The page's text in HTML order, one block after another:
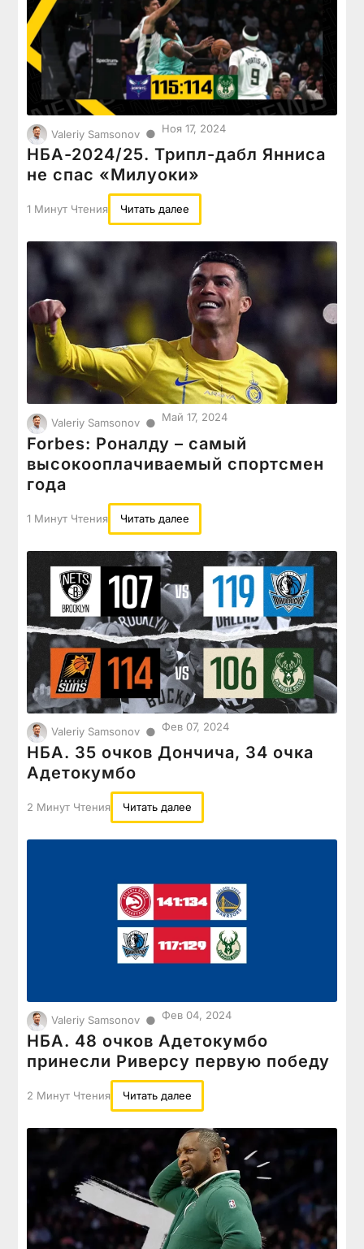
Valeriy Samsonov ● Ноя 17, 2024
НБА-2024/25. Трипл-дабл Янниса
не спас «Милуоки»
1 Минут Чтения Читать далее
Valeriy Samsonov ● Май 17, 2024
Forbes: Роналду – самый
высокооплачиваемый спортсмен
года
1 Минут Чтения Читать далее
Valeriy Samsonov ● Фев 07, 2024
НБА. 35 очков Дончича, 34 очка
Адетокумбо
2 Минут Чтения Читать далее
Valeriy Samsonov ● Фев 04, 2024
НБА. 48 очков Адетокумбо
принесли Риверсу первую победу
2 Минут Чтения Читать далее